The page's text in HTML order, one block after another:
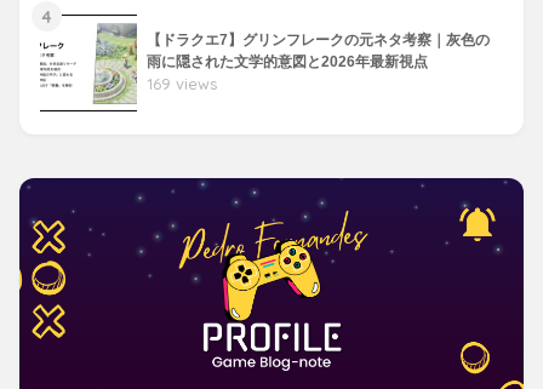
4
【ドラクエ7】グリンフレークの元ネタ考察｜灰色の
雨に隠された文学的意図と2026年最新視点
169 views